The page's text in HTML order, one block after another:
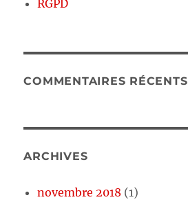
RGPD
COMMENTAIRES RÉCENTS
ARCHIVES
novembre 2018 (1)